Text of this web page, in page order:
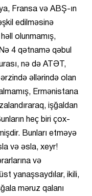
Fransa və ABŞ-ın
edilməsinə
olunmamış,
4 qətnamə qəbul
nə də ATƏT,
əllərində olan
Ermənistana
işğaldan
heç biri çox-
Bunları etməyə
və əsla, xeyr!
və
yanaşsaydılar, ikili,
məruz qalanı